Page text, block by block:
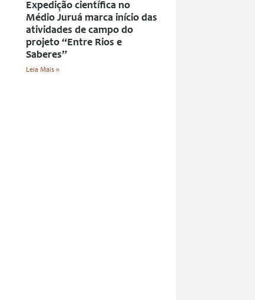
Expedição científica no
Médio Juruá marca início das
atividades de campo do
projeto “Entre Rios e
Saberes”
Leia Mais »